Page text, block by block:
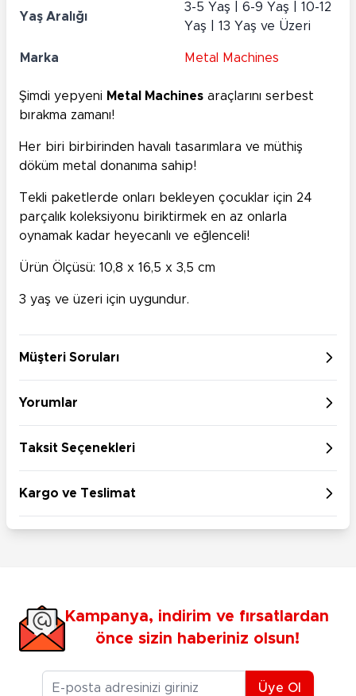
Yaş Aralığı
3-5 Yaş | 6-9 Yaş | 10-12
Yaş | 13 Yaş ve Üzeri
Marka Metal Machines
Şimdi yepyeni Metal Machines araçlarını serbest
bırakma zamanı!
Her biri birbirinden havalı tasarımlara ve müthiş
döküm metal donanıma sahip!
Tekli paketlerde onları bekleyen çocuklar için 24
parçalık koleksiyonu biriktirmek en az onlarla
oynamak kadar heyecanlı ve eğlenceli!
Ürün Ölçüsü: 10,8 x 16,5 x 3,5 cm
3 yaş ve üzeri için uygundur.
Müşteri Soruları
Yorumlar
Taksit Seçenekleri
Kargo ve Teslimat
Kampanya, indirim ve fırsatlardan
önce sizin haberiniz olsun!
E-posta Adresiniz
Üye Ol